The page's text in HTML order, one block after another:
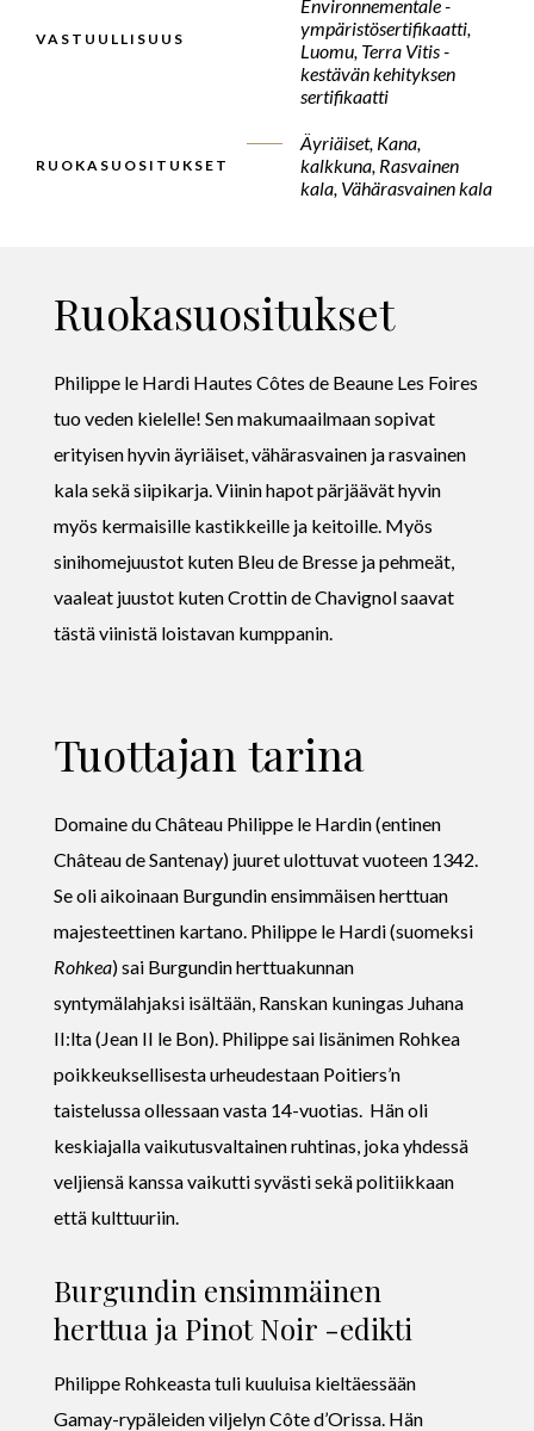
VASTUULLISUUS
Environnementale -
ympäristösertifikaatti,
Luomu, Terra Vitis -
kestävän kehityksen
sertifikaatti
RUOKASUOSITUKSET
Äyriäiset, Kana,
kalkkuna, Rasvainen
kala, Vähärasvainen kala
Ruokasuositukset
Philippe le Hardi Hautes Côtes de Beaune Les Foires
tuo veden kielelle! Sen makumaailmaan sopivat
erityisen hyvin äyriäiset, vähärasvainen ja rasvainen
kala sekä siipikarja. Viinin hapot pärjäävät hyvin
myös kermaisille kastikkeille ja keitoille. Myös
sinihomejuustot kuten Bleu de Bresse ja pehmeät,
vaaleat juustot kuten Crottin de Chavignol saavat
tästä viinistä loistavan kumppanin.
Tuottajan tarina
Domaine du Château Philippe le Hardin (entinen
Château de Santenay) juuret ulottuvat vuoteen 1342.
Se oli aikoinaan Burgundin ensimmäisen herttuan
majesteettinen kartano. Philippe le Hardi (suomeksi
Rohkea) sai Burgundin herttuakunnan
syntymälahjaksi isältään, Ranskan kuningas Juhana
II:lta (Jean II le Bon). Philippe sai lisänimen Rohkea
poikkeuksellisesta urheudestaan Poitiers’n
taistelussa ollessaan vasta 14-vuotias. Hän oli
keskiajalla vaikutusvaltainen ruhtinas, joka yhdessä
veljiensä kanssa vaikutti syvästi sekä politiikkaan
että kulttuuriin.
Burgundin ensimmäinen
herttua ja Pinot Noir -edikti
Philippe Rohkeasta tuli kuuluisa kieltäessään
Gamay-rypäleiden viljelyn Côte d’Orissa. Hän